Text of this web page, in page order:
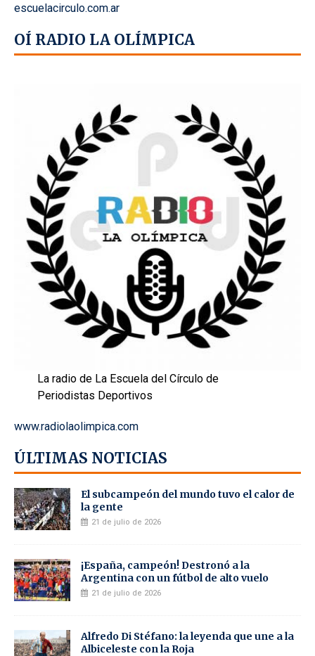
escuelacirculo.com.ar
OÍ RADIO LA OLÍMPICA
La radio de La Escuela del Círculo de
Periodistas Deportivos
www.radiolaolimpica.com
ÚLTIMAS NOTICIAS
El subcampeón del mundo tuvo el calor de
la gente
21 de julio de 2026
¡España, campeón! Destronó a la
Argentina con un fútbol de alto vuelo
21 de julio de 2026
Alfredo Di Stéfano: la leyenda que une a la
Albiceleste con la Roja